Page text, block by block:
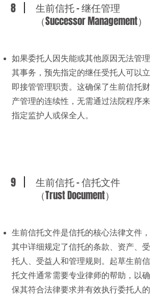
8
生前信托 - 继任管理
（Successor Management）
如果委托人因失能或其他原因无法管理
其事务，预先指定的继任受托人可以立
即接管管理职责。这确保了生前信托财
产管理的连续性，无需通过法院程序来
指定监护人或保全人。
9
生前信托 - 信托文件
（Trust Document）
生前信托文件是信托的核心法律文件，
其中详细规定了信托的条款、资产、受
托人、受益人和管理规则。起草生前信
托文件通常需要专业律师的帮助，以确
保其符合法律要求并有效执行委托人的